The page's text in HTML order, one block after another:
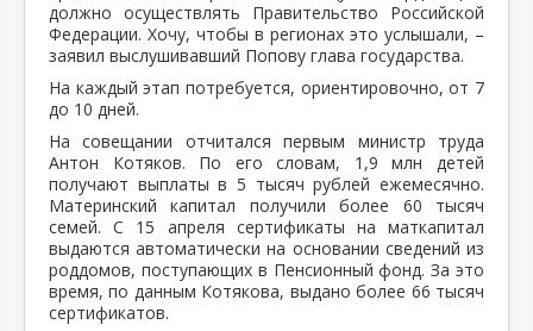
должно осуществлять Правительство Российской
Федерации. Хочу, чтобы в регионах это услышали, –
заявил выслушивавший Попову глава государства.
На каждый этап потребуется, ориентировочно, от 7
до 10 дней.
На совещании отчитался первым министр труда
Антон Котяков. По его словам, 1,9 млн детей
получают выплаты в 5 тысяч рублей ежемесячно.
Материнский капитал получили более 60 тысяч
семей. С 15 апреля сертификаты на маткапитал
выдаются автоматически на основании сведений из
роддомов, поступающих в Пенсионный фонд. За это
время, по данным Котякова, выдано более 66 тысяч
сертификатов.